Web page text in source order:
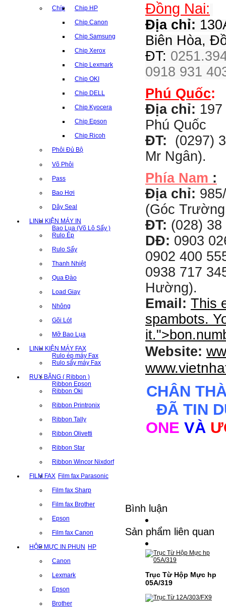
Chíp Chip HP
Chip Canon
Chip Samsung
Chip Xerox
Chip Lexmark
Chip OKI
Chip DELL
Chip Kyocera
Chip Epson
Chip Ricoh
Phôi Đủ Bộ
Võ Phôi
Pass
Bao Hơi
Dây Seal
LINH KIỆN MÁY IN
Bao Lụa (Võ Lô Sấy )
Rulo Ép
Rulo Sấy
Thanh Nhiệt
Qua Đào
Load Giay
Nhông
Gõi Lót
Mỡ Bao Lụa
LINH KIỆN MÁY FAX
Rulo ép máy Fax
Rulo sấy máy Fax
RUY BĂNG ( Ribbon )
Ribbon Epson
Ribbon Oki
Ribbon Printronix
Ribbon Tally
Ribbon Olivetti
Ribbon Star
Ribbon Wincor Nixdorf
FILM FAX Film fax Parasonic
Film fax Sharp
Film fax Brother
Epson
Film fax Canon
HỘP MỰC IN PHUN HP
Canon
Lexmark
Epson
Brother
Đồng Nai:
Địa chỉ:
Biên Hòa,
ĐT:
0918 931
Phú Quốc:
Địa chỉ:
Phú Quốc
ĐT:
(0297)
Mr Ngân).
Phía Nam :
Địa chỉ:
(Góc
ĐT: (028)
DĐ: 0903
0902 400
0938 717
Hường).
Email: This
spambots.
it.">
Website:
CHÂN
ĐÃ TIN
ONE VÀ
Bình luận
Sản phẩm liên quan
Trục Từ Hộp Mực hp
05A/319